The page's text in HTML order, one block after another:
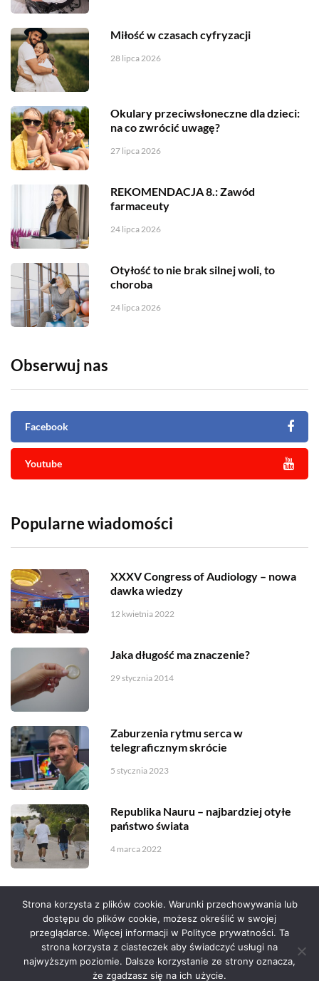
Miłość w czasach cyfryzacji
28 lipca 2026
Okulary przeciwsłoneczne dla dzieci:
na co zwrócić uwagę?
27 lipca 2026
REKOMENDACJA 8.: Zawód
farmaceuty
24 lipca 2026
Otyłość to nie brak silnej woli, to
choroba
24 lipca 2026
Obserwuj nas
Facebook
Youtube
Popularne wiadomości
XXXV Congress of Audiology – nowa
dawka wiedzy
12 kwietnia 2022
Jaka długość ma znaczenie?
29 stycznia 2014
Zaburzenia rytmu serca w
telegraficznym skrócie
5 stycznia 2023
Republika Nauru – najbardziej otyłe
państwo świata
4 marca 2022
Serwis zaprojektował Grzegorz Sztank .
Strona korzysta z plików cookie. Warunki przechowywania lub
dostępu do plików cookie, możesz określić w swojej
przeglądarce. Więcej informacji w Polityce prywatności. Ta
strona korzysta z ciasteczek aby świadczyć usługi na
najwyższym poziomie. Dalsze korzystanie ze strony oznacza,
że zgadzasz się na ich użycie.